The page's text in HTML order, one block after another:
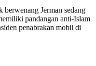
Jerman sedang
pandangan anti-Islam
penabrakan mobil di